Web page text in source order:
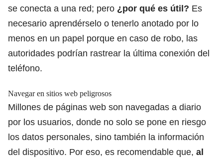
se conecta a una red; pero ¿por qué es útil? Es
necesario aprendérselo o tenerlo anotado por lo
menos en un papel porque en caso de robo, las
autoridades podrían rastrear la última conexión del
teléfono.
Navegar en sitios web peligrosos
Millones de páginas web son navegadas a diario
por los usuarios, donde no solo se pone en riesgo
los datos personales, sino también la información
del dispositivo. Por eso, es recomendable que, al